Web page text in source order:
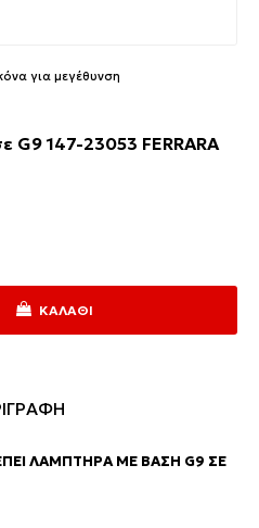
για μεγέθυνση
147-23053 FERRARA
ΚΑΛΆΘΙ
ΛΑΜΠΤΉΡΑ ΜΕ ΒΆΣΗ G9 ΣΕ